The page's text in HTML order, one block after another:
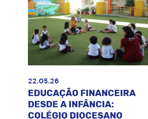
22.05.26
EDUCAÇÃO FINANCEIRA
DESDE A INFÂNCIA:
COLÉGIO DIOCESANO